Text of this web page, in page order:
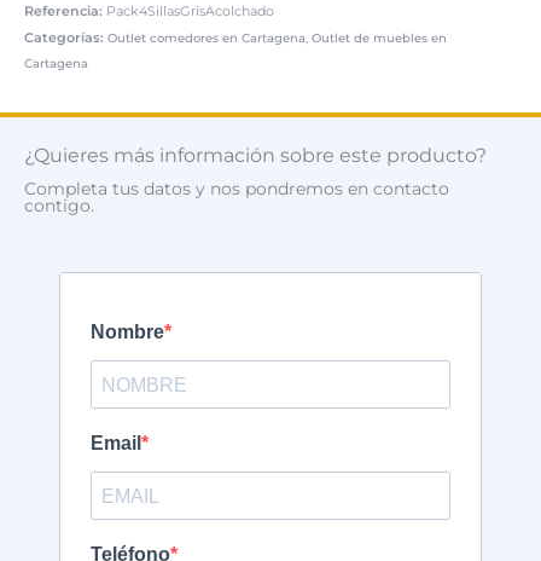
Referencia: Pack4SillasGrisAcolchado
Categorías: Outlet comedores en Cartagena Outlet de muebles en
Cartagena
¿Quieres más información sobre este producto?
Completa tus datos y nos pondremos en contacto
contigo.